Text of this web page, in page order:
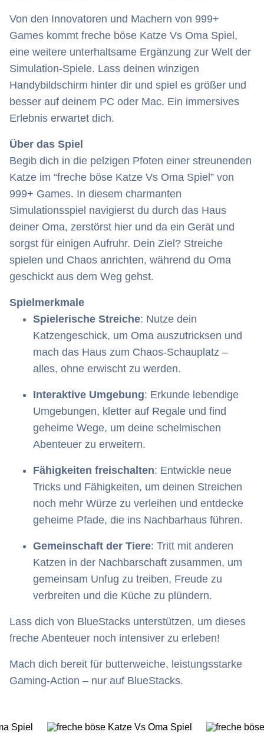
Von den Innovatoren und Machern von 999+
Games kommt freche böse Katze Vs Oma Spiel,
eine weitere unterhaltsame Ergänzung zur Welt der
Simulation-Spiele. Lass deinen winzigen
Handybildschirm hinter dir und spiel es größer und
besser auf deinem PC oder Mac. Ein immersives
Erlebnis erwartet dich.
Über das Spiel
Begib dich in die pelzigen Pfoten einer streunenden
Katze im “freche böse Katze Vs Oma Spiel” von
999+ Games. In diesem charmanten
Simulationsspiel navigierst du durch das Haus
deiner Oma, zerstörst hier und da ein Gerät und
sorgst für einigen Aufruhr. Dein Ziel? Streiche
spielen und Chaos anrichten, während du Oma
geschickt aus dem Weg gehst.
Spielmerkmale
Spielerische Streiche: Nutze dein
Katzengeschick, um Oma auszutricksen und
mach das Haus zum Chaos-Schauplatz –
alles, ohne erwischt zu werden.
Interaktive Umgebung: Erkunde lebendige
Umgebungen, kletter auf Regale und find
geheime Wege, um deine schelmischen
Abenteuer zu erweitern.
Fähigkeiten freischalten: Entwickle neue
Tricks und Fähigkeiten, um deinen Streichen
noch mehr Würze zu verleihen und entdecke
geheime Pfade, die ins Nachbarhaus führen.
Gemeinschaft der Tiere: Tritt mit anderen
Katzen in der Nachbarschaft zusammen, um
gemeinsam Unfug zu treiben, Freude zu
verbreiten und die Küche zu plündern.
Lass dich von BlueStacks unterstützen, um dieses
freche Abenteuer noch intensiver zu erleben!
Mach dich bereit für butterweiche, leistungsstarke
Gaming-Action – nur auf BlueStacks.